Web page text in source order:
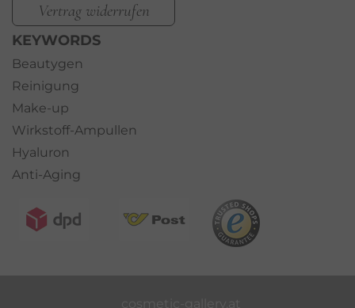
Vertrag widerrufen
KEYWORDS
Beautygen
Reinigung
Make-up
Wirkstoff-Ampullen
Hyaluron
Anti-Aging
cosmetic-gallery.at